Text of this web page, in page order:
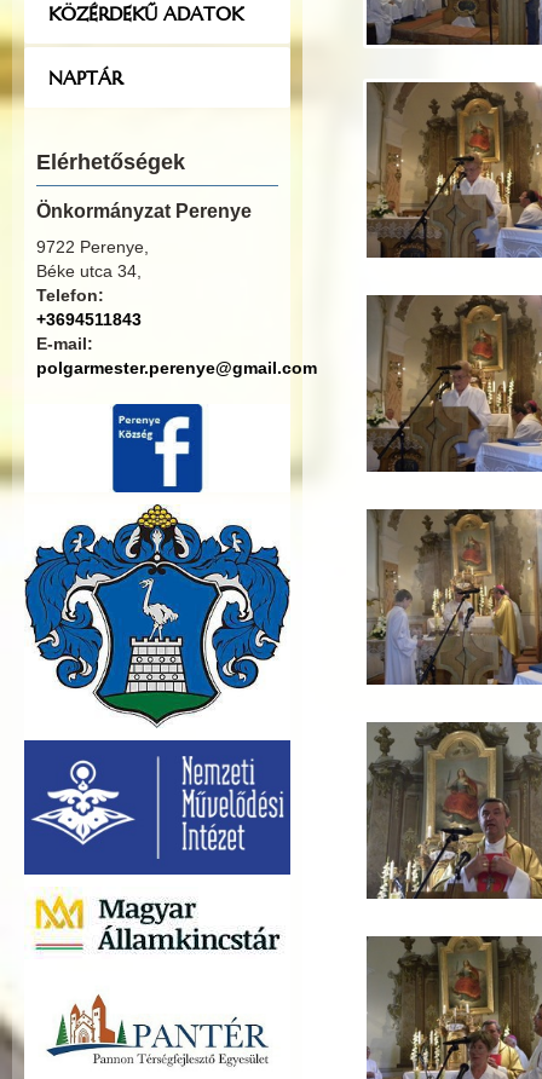
KÖZÉRDEKŰ ADATOK
NAPTÁR
Elérhetőségek
Önkormányzat Perenye
9722 Perenye,
Béke utca 34,
Telefon:
+3694511843
E-mail:
polgarmester.perenye@gmail.com